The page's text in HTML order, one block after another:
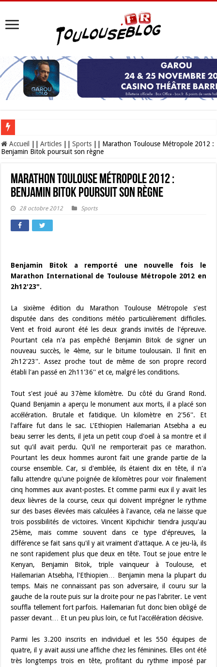
Les Nocturnes de la Cité de l’espace 2026 : l’événement incontournable de
Accueil Articles Sports
Marathon Toulouse Métropole 2012 :
Benjamin Bitok poursuit son règne
Marathon Toulouse Métropole 2012 :
Benjamin Bitok poursuit son règne
28 octobre 2012 Sports
Benjamin Bitok a remporté une nouvelle fois le
Marathon International de Toulouse Métropole 2012 en
2h12'23".
La sixième édition du Marathon Toulouse Métropole s'est
disputée dans des conditions météo particulièrement difficiles.
Vent et froid auront été les deux grands invités de l'épreuve.
Pourtant cela n'a pas empêché Benjamin Bitok de signer un
nouveau succès, le 4ème, sur le bitume toulousain. Il finit en
2h12'23''. Assez proche tout de même de son propre record
établi l'an passé en 2h11'36'' et ce, malgré les conditions.
Tout s'est joué au 37ème kilomètre. Du côté du Grand Rond.
Quand Benjamin a aperçu le monument aux morts, il a placé son
accélération. Brutale et fatidique. Un kilomètre en 2'56''. Et
l'affaire fut dans le sac. L'Ethiopien Hailemarian Atsebha a eu
beau serrer les dents, il jeta un petit coup d'oeil à sa montre et il
sut qu'il avait perdu. Qu'il ne remporterait pas ce marathon.
Pourtant les deux hommes auront fait une grande partie de la
course ensemble. Car, si d'emblée, ils étaient dix en tête, il n'a
fallu attendre qu'une poignée de kilomètres pour voir finalement
cinq hommes aux avant-postes. Et comme parmi eux il y avait les
deux lièvres de la course, ceux qui doivent imprégner le rythme
sur des bases élevées mais calculées à l'avance, cela ne laisse que
trois possibilités de victoires. Vincent Kipchichir tiendra jusqu'au
25ème, mais comme souvent dans ce type d'épreuves, la
différence se fait sans qu'il y ait vraiment d'attaque. A ce jeu-là, ils
ne sont rapidement plus que deux en tête. Tout se joue entre le
Kenyan, Benjamin Bitok, triple vainqueur à Toulouse, et
Hailemarian Atsebha, l'Ethiopien… Benjamin mena la plupart du
temps. Mais ne connaissant pas son adversaire, il couru sur la
gauche de la route puis sur la droite pour ne pas l'abriter. Le vent
souffla tellement fort parfois. Hailemarian fut donc bien obligé de
passer devant… Et un peu plus loin, ce fut l'accélération décisive.
Parmi les 3.200 inscrits en individuel et les 550 équipes de
quatre, il y avait aussi une affiche chez les féminines. Elles ont été
très longtemps trois en tête, profitant du rythme imposé par